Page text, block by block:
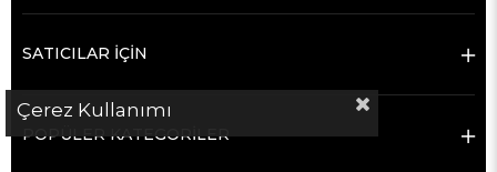
SATICILAR İÇİN
POPÜLER KATEGORİLER
Çerez Kullanımı